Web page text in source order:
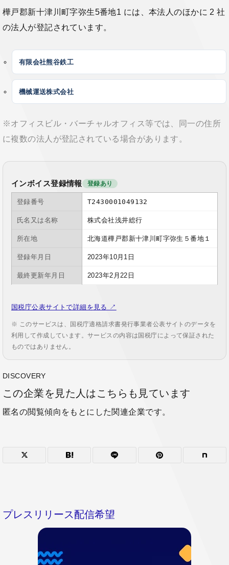
樺戸郡新十津川町字弥生5番地1 には、本法人のほかに 2 社
の法人が登記されています。
有限会社熊谷鉄工
機械運送株式会社
※オフィスビル・バーチャルオフィス等では、同一の住所
に複数の法人が登記されている場合があります。
インボイス登録情報 登録あり
登録番号 T2430001049132
氏名又は名称 株式会社浅井総行
所在地 北海道樺戸郡新十津川町字弥生５番地１
登録年月日 2023年10月1日
最終更新年月日 2023年2月22日
国税庁公表サイトで詳細を見る ↗
※ このサービスは、国税庁適格請求書発行事業者公表サイトのデータを
利用して作成しています。サービスの内容は国税庁によって保証された
ものではありません。
DISCOVERY
この企業を見た人はこちらも見ています
匿名の閲覧傾向をもとにした関連企業です。
プレスリリース配信希望